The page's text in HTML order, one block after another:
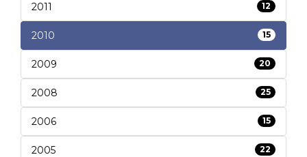
2011 12
2010 15
2009 20
2008 25
2006 15
2005 22